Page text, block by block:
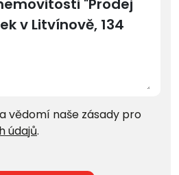
vědomí naše zásady pro
údajů.